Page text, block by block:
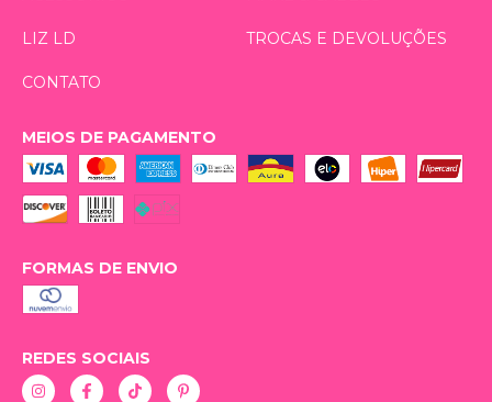
LIZ LD TROCAS E DEVOLUÇÕES
CONTATO
MEIOS DE PAGAMENTO
FORMAS DE ENVIO
REDES SOCIAIS